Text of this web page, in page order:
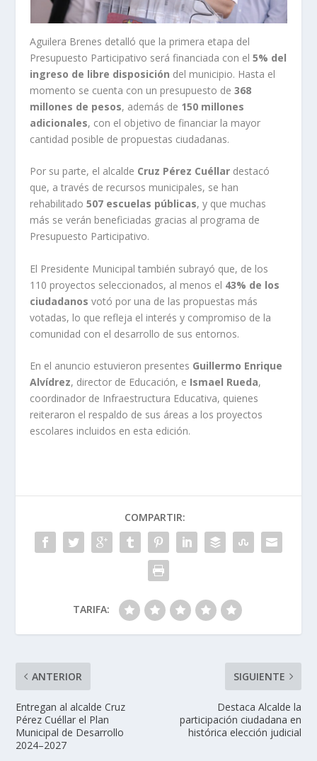
Aguilera Brenes detalló que la primera etapa del
Presupuesto Participativo será financiada con el5% del
ingreso de libre disposición del municipio. Hasta el
momento se cuenta con un presupuesto de368
millones de pesos, además de 150 millones
adicionales, con el objetivo de financiar la mayor
cantidad posible de propuestas ciudadanas.
Por su parte, el alcalde Cruz Pérez Cuéllar destacó
que, a través de recursos municipales, se han
rehabilitado507 escuelas públicas, y que muchas
más se verán beneficiadas gracias al programa de
Presupuesto Participativo.
El Presidente Municipal también subrayó que, de los
110 proyectos seleccionados, al menos el 43% de los
ciudadanos votó por una de las propuestas más
votadas, lo que refleja el interés y compromiso de la
comunidad con el desarrollo de sus entornos.
En el anuncio estuvieron presentes Guillermo Enrique
Alvídrez, director de Educación, e Ismael Rueda,
coordinador de Infraestructura Educativa, quienes
reiteraron el respaldo de sus áreas a los proyectos
escolares incluidos en esta edición.
COMPARTIR:
TARIFA:
ANTERIOR
Entregan al alcalde Cruz
Pérez Cuéllar el Plan
Municipal de Desarrollo
2024–2027
SIGUIENTE
Destaca Alcalde la
participación ciudadana en
histórica elección judicial